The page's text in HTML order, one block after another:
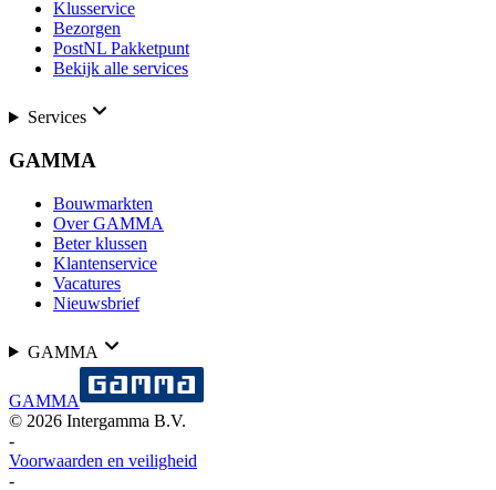
Klusservice
Bezorgen
PostNL Pakketpunt
Bekijk alle services
Services
GAMMA
Bouwmarkten
Over GAMMA
Beter klussen
Klantenservice
Vacatures
Nieuwsbrief
GAMMA
GAMMA
© 2026 Intergamma B.V.
-
Voorwaarden en veiligheid
-